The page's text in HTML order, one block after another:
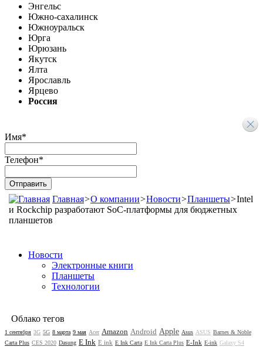
Энгельс
Южно-сахалинск
Южноуральск
Юрга
Юрюзань
Якутск
Ялта
Ярославль
Ярцево
Россия
Имя*
Телефон*
Главная>О компании>Новости>Планшеты>Intel
и Rockchip разработают SoC-платформы для бюджетных
планшетов
Новости
Электронные книги
Планшеты
Технологии
Облако тегов
1 сентября 3G 5G 8 марта 9 мая Acer Amazon Android Apple Asus ASUS Barnes & Noble
Carta Plus CES 2020 Dasung E Ink E ink E Ink Carta E Ink Carta Plus E-Ink E-ink Galaxy S4